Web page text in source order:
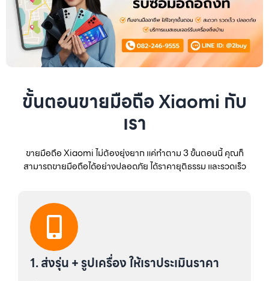
ขั้นตอนขายมือถือ Xiaomi กับ
เรา
ขายมือถือ Xiaomi ไม่ต้องยุ่งยาก แค่ทำตาม 3 ขั้นตอนนี้ คุณก็
สามารถขายมือถือได้อย่างปลอดภัย ได้ราคายุติธรรม และรวดเร็ว
1. ส่งรุ่น + รูปเครื่อง ให้เราประเมินราคา